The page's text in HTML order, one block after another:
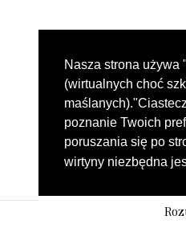
Nasza strona używa
(wirtualnych choć
poznanie Twoich
poruszania się po
wirtyny niezbędna